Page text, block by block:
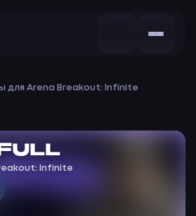
для Arena Breakout: Infinite
Full
Infinite